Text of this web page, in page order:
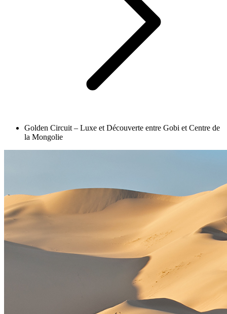
Golden Circuit – Luxe et Découverte entre Gobi et Centre de
la Mongolie